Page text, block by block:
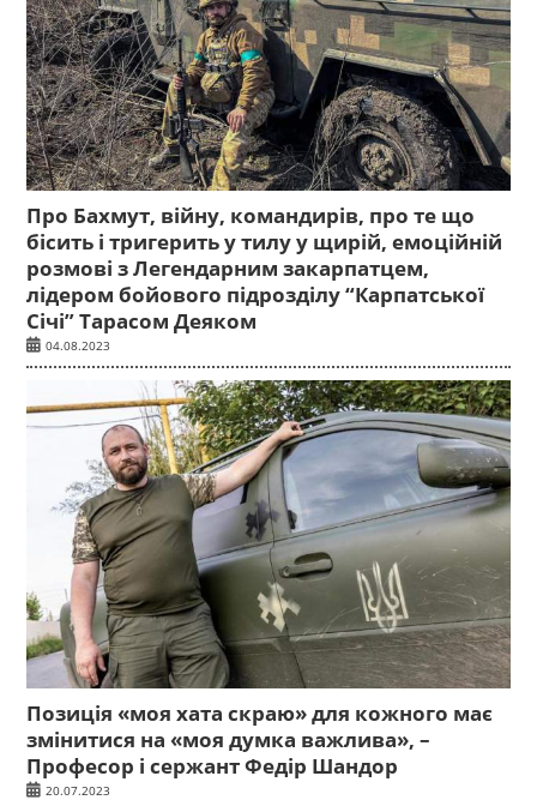
Про Бахмут, війну, командирів, про те що
бісить і тригерить у тилу у щирій, емоційній
розмові з Легендарним закарпатцем,
лідером бойового підрозділу “Карпатської
Січі” Тарасом Деяком
04.08.2023
Позиція «моя хата скраю» для кожного має
змінитися на «моя думка важлива», –
Професор і сержант Федір Шандор
20.07.2023